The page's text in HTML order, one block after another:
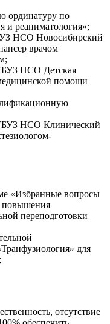
ординатуру по
и реаниматология»;
НСО Новосибирский
врачом
НСО Детская
помощи
НСО Клинический
«Избранные вопросы
повышения
переподготовки
для
отсутствие